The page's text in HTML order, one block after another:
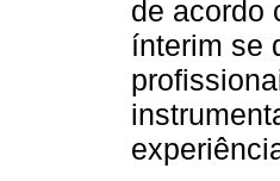
de acordo
ínterim se